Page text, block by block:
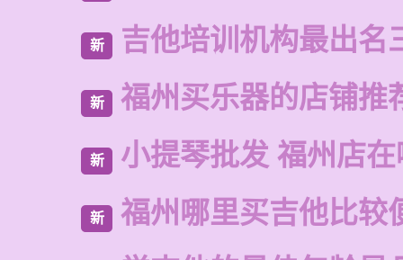
新 吉他培训机构最出名
新 福州买乐器的店铺推
新 小提琴批发 福州店
新 福州哪里买吉他比较